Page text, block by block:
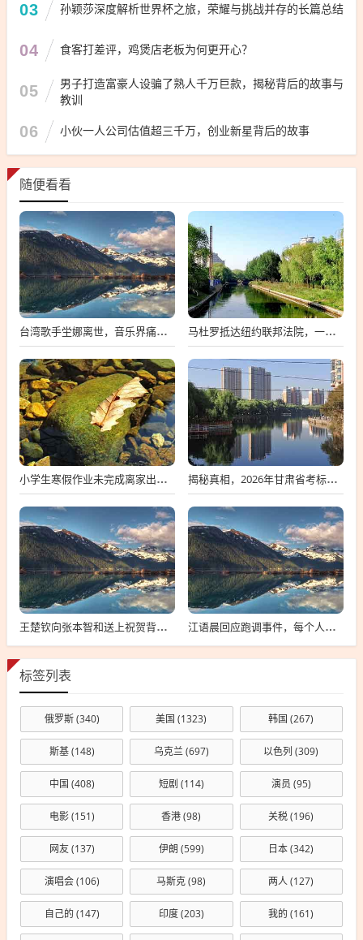
03 孙颖莎深度解析世界杯之旅，荣耀与挑战并存的长篇总结
04 食客打差评，鸡煲店老板为何更开心？
05
男子打造富豪人设骗了熟人千万巨款，揭秘背后的故事与
教训
06 小伙一人公司估值超三千万，创业新星背后的故事
随便看看
台湾歌手坣娜离世，音乐界痛失璀璨之星 马杜罗抵达纽约联邦法院，一场备受瞩目的司法之旅
小学生寒假作业未完成离家出走，深度探究背后的原因与应对策略 揭秘真相，2026年甘肃省考标准答案不实传闻背后的真相探索
王楚钦向张本智和送上祝贺背后的故事 江语晨回应跑调事件，每个人都有失误，理解并接纳是关键
标签列表
俄罗斯(340) 美国 (1323) 韩国 (267)
斯基(148) 乌克兰(697) 以色列 (309)
中国 (408) 短剧 (114) 演员 (95)
电影(151) 香港(98) 关税(196)
网友(137) 伊朗 (599) 日本(342)
演唱会(106) 马斯克(98) 两人(127)
自己的 (147) 印度(203) 我的 (161)